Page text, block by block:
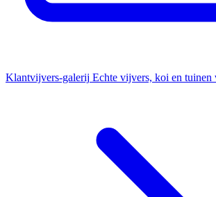
Klantvijvers-galerij Echte vijvers, koi en tuinen